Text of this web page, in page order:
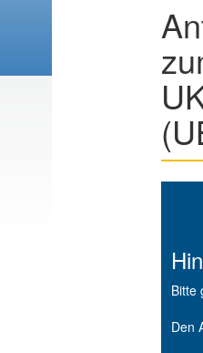
Bitte
Den